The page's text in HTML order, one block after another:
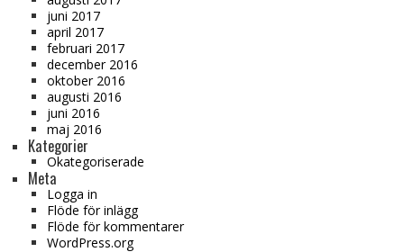
juni 2017
april 2017
februari 2017
december 2016
oktober 2016
augusti 2016
juni 2016
maj 2016
Kategorier
Okategoriserade
Meta
Logga in
Flöde för inlägg
Flöde för kommentarer
WordPress.org